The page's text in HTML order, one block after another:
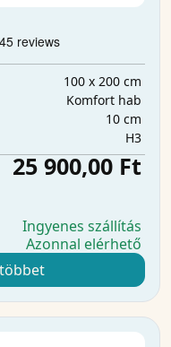
100 x 200 cm
Komfort hab
10 cm
H3
25 900,00 Ft
Ingyenes szállítás
Azonnal elérhető